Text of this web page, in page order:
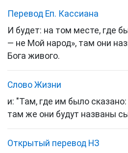
Перевод Еп. Кассиана
И будет: на том месте, где
— не Мой народ», там они
Бога живого.
Слово Жизни
и: "Там, где им было
там же они будут названы
Открытый перевод НЗ